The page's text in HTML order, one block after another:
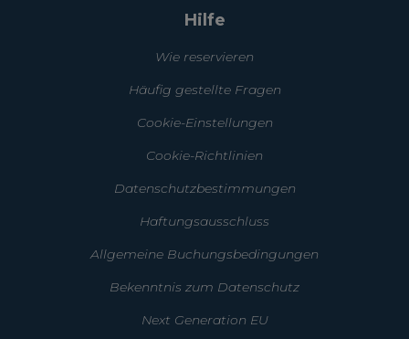
Hilfe
Wie reservieren
Häufig gestellte Fragen
Cookie-Einstellungen
Cookie-Richtlinien
Datenschutzbestimmungen
Haftungsausschluss
Allgemeine Buchungsbedingungen
Bekenntnis zum Datenschutz
Next Generation EU